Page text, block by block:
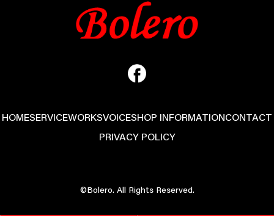
HOMESERVICEWORKSVOICESHOP INFORMATIONCONTACT
PRIVACY POLICY
©Bolero. All Rights Reserved.